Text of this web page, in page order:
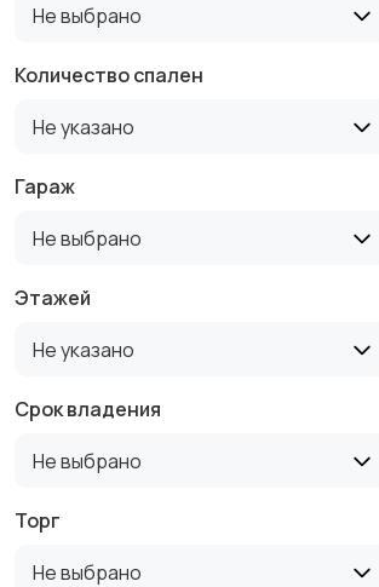
Не выбрано
Количество спален
Не указано
Гараж
Не выбрано
Этажей
Не указано
Срок владения
Не выбрано
Торг
Не выбрано